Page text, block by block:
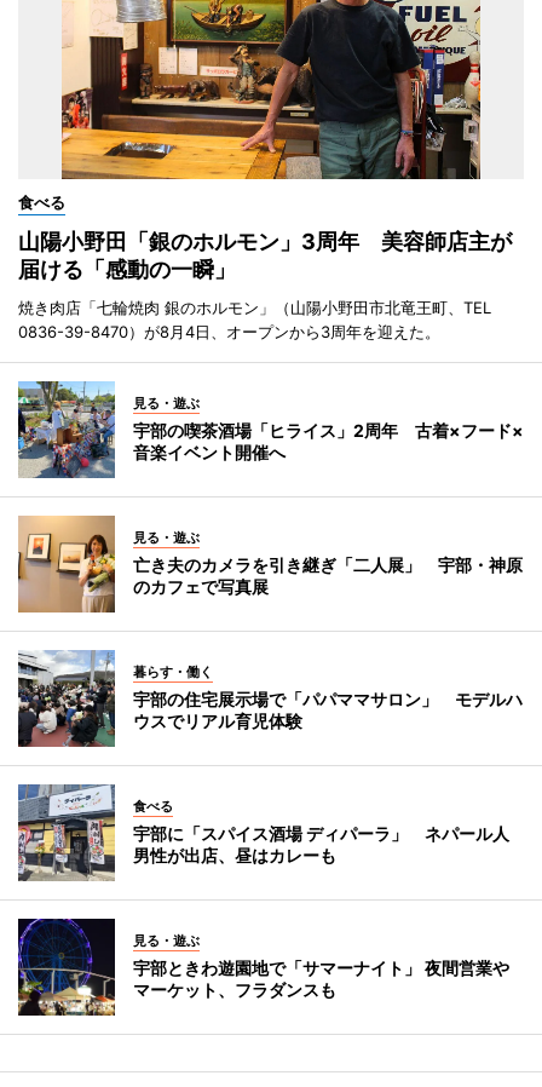
食べる
山陽小野田「銀のホルモン」3周年 美容師店主が
届ける「感動の一瞬」
焼き肉店「七輪焼肉 銀のホルモン」（山陽小野田市北竜王町、TEL
0836-39-8470）が8月4日、オープンから3周年を迎えた。
見る・遊ぶ
宇部の喫茶酒場「ヒライス」2周年 古着×フード×
音楽イベント開催へ
見る・遊ぶ
亡き夫のカメラを引き継ぎ「二人展」 宇部・神原
のカフェで写真展
暮らす・働く
宇部の住宅展示場で「パパママサロン」 モデルハ
ウスでリアル育児体験
食べる
宇部に「スパイス酒場 ディパーラ」 ネパール人
男性が出店、昼はカレーも
見る・遊ぶ
宇部ときわ遊園地で「サマーナイト」 夜間営業や
マーケット、フラダンスも